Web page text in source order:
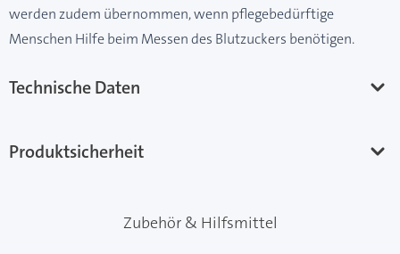
werden zudem übernommen, wenn pflegebedürftige
Menschen Hilfe beim Messen des Blutzuckers benötigen.
Technische Daten
Produktsicherheit
Zubehör & Hilfsmittel